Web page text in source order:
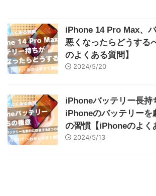
iPhone 14 Pro Max、
悪くなったらどうする
のよくある質問】
2024/5/20
iPhoneバッテリー長持
iPhoneのバッテリーを
の習慣【iPhoneのよく
2024/5/13